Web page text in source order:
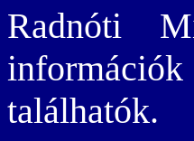
Radnóti
találhatók.